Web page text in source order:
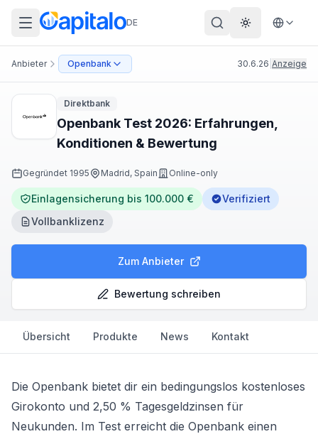
DE Theme
Anbieter Openbank 30.6.26 Anzeige
Direktbank
Openbank Test 2026: Erfahrungen,
Konditionen & Bewertung
Gegründet 1995 Madrid, Spain Online-only
Einlagensicherung bis 100.000 €
Verifiziert
Vollbanklizenz
Zum Anbieter
Bewertung schreiben
Übersicht Produkte News Kontakt
Die Openbank bietet dir ein bedingungslos kostenloses
Girokonto und 2,50 % Tagesgeldzinsen für
Neukunden. Im Test erreicht die Openbank einen